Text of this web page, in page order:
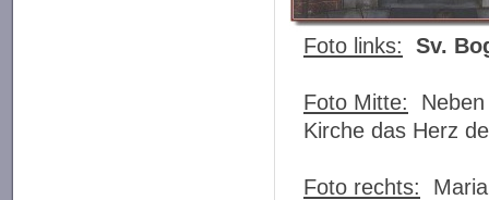
Foto links: Sv.
Foto Mitte:
Kirche das Herz
Foto rechts: